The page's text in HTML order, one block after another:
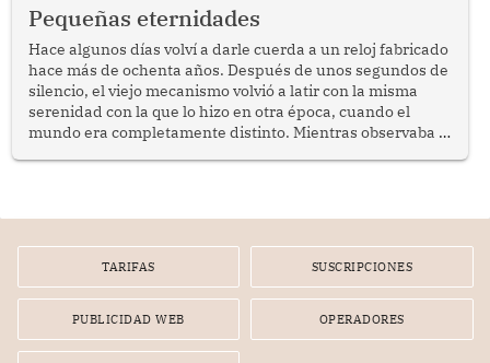
reflexionar sobre la importancia de fortalecer las políticas
públicas dirigidas a los adultos mayores en pobreza.
Pequeñas eternidades
Hace algunos días volví a darle cuerda a un reloj fabricado
hace más de ochenta años. Después de unos segundos de
silencio, el viejo mecanismo volvió a latir con la misma
serenidad con la que lo hizo en otra época, cuando el
mundo era completamente distinto. Mientras observaba el
TARIFAS SUSCRIPCIONES
PUBLICIDAD WEB OPERADORES